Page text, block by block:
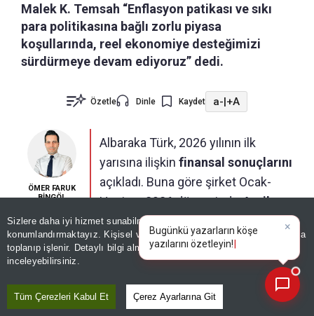
Sizlere daha iyi hizmet sunabilmek adına sitemizde
konumlandırmaktayız. Kişisel verileriniz, KVKK ve GDPR kapsamında
toplanıp işlenir. Detaylı bilgi almak içinAydınlatma Metnimizi
inceleyebilirsiniz.
Tüm Çerezleri Kabul Et Çerez Ayarlarına Git
Malek K. Temsah “Enflasyon patikası ve sıkı
para politikasına bağlı zorlu piyasa
koşullarında, reel ekonomiye desteğimizi
sürdürmeye devam ediyoruz” dedi.
Özetle Dinle Kaydet a-|+A
ÖMER FARUK
BİNGÖL
Albaraka Türk, 2026 yılının ilk
yarısına ilişkin finansal sonuçlarını
açıkladı. Buna göre şirket Ocak-
Haziran 2026 döneminde4 milyar
TL kârelde etti. Toplam aktifler 540 Milyar TL
sınırını aşarken, bu dönemde piyasaya nakdi ve
gayrinakdi yollarla sağlanan finansman desteği
×
Bugünkü yazarların köşe
yazılarını özetleyin!